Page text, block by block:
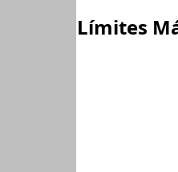
Límites